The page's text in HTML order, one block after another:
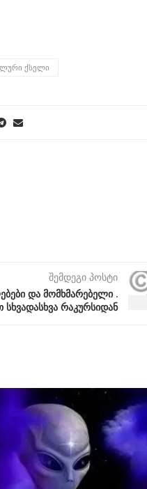
ᲥᲡᲔᲚᲘ
შემდეგი პოსტი
და მომხმარებელი .
სხვადასხვა რაკურსიდან